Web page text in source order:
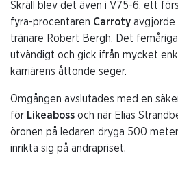
Skräll blev det även i V75-6, ett
fyra-procentaren Carroty avgjorde
tränare Robert Bergh. Det
utvändigt och gick ifrån mycket
karriärens åttonde seger.
Omgången avslutades med en
för Likeaboss och när Elias
öronen på ledaren dryga 500
inrikta sig på andrapriset.